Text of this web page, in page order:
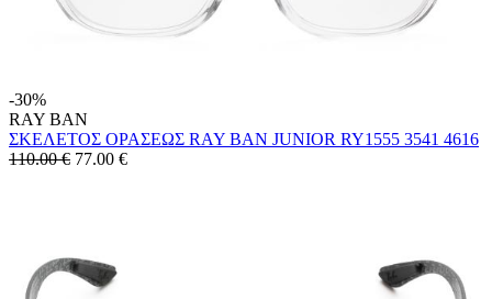
-30%
RAY BAN
ΣΚΕΛΕΤΟΣ ΟΡΑΣΕΩΣ RAY BAN JUNIOR RY1555 3541 4616
110.00 € 77.00 €